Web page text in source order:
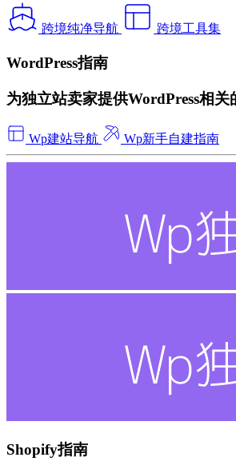
跨境纯净导航 跨境工具集
WordPress指南
为独立站卖家提供WordPress相关
Wp建站导航 Wp新手自建指南
Shopify指南